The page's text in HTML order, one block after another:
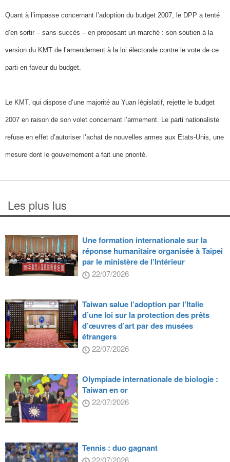
Quant à l’impasse concernant l’adoption du budget 2007, le DPP a tenté
d’en sortir – sans succès – en proposant un marché : son soutien à la
version du KMT de l’amendement à la loi électorale contre le vote de ce
parti en faveur du budget.
Le KMT, qui dispose d’une majorité au Yuan législatif, rejette le budget
2007 en raison de son volet concernant l’armement. Le parti nationaliste
refuse en effet d’autoriser l’achat de nouvelles armes aux Etats-Unis, une
mesure dont le gouvernement a fait une priorité.
Les plus lus
Une formation internationale sur la
réponse humanitaire organisée à Taipei
par le ministère de l’Intérieur
22/07/2026
Taiwan salue l’adoption par l’Italie
d’une loi sur la protection des prêts
d’œuvres d’art par des musées
étrangers
22/07/2026
Olympiade internationale de biologie :
Taiwan en or
22/07/2026
Tennis : duo gagnant
22/07/2026